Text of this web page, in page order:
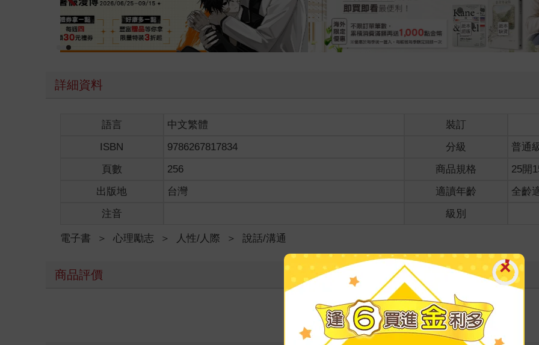
詳細資料
語言 中文繁體
裝訂
ISBN
9786267817834 分級
普通
頁數
256 商品規格
25開
出版地
台灣 適讀年齡
全齡
注音
級別
電子書 ＞ 心理勵志 ＞ 人性/人際 ＞ 說話/溝通
商品評價
寫評價